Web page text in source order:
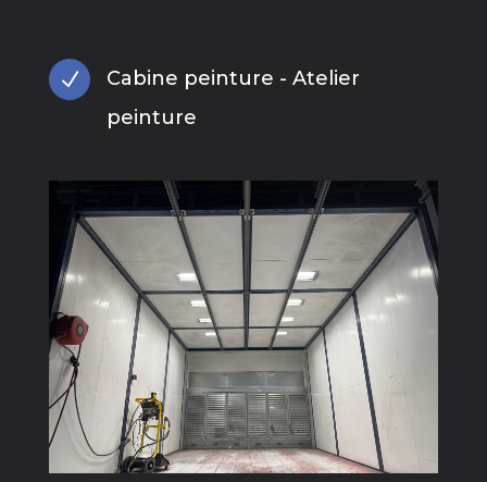
N
Cabine peinture - Atelier
peinture